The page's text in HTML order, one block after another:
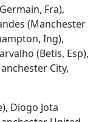
Fra),
(Manchester
Ing),
(Betis, Esp),
City,
Diogo Jota